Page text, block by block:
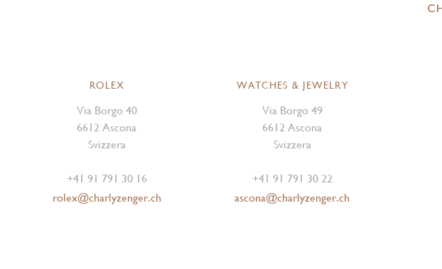
ROLEX
Via Borgo 40
6612 Ascona
Svizzera
+41 91 791 30 16
rolex@charlyzenger.ch
WATCHES & JEWELRY
Via Borgo 49
6612 Ascona
Svizzera
+41 91 791 30 22
ascona@charlyzenger.ch